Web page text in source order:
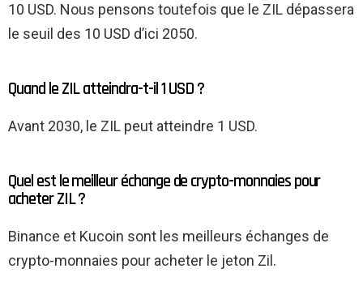
10 USD. Nous pensons toutefois que le ZIL dépassera
le seuil des 10 USD d’ici 2050.
Quand le ZIL atteindra-t-il 1 USD ?
Avant 2030, le ZIL peut atteindre 1 USD.
Quel est le meilleur échange de crypto-monnaies pour
acheter ZIL ?
Binance et Kucoin sont les meilleurs échanges de
crypto-monnaies pour acheter le jeton Zil.